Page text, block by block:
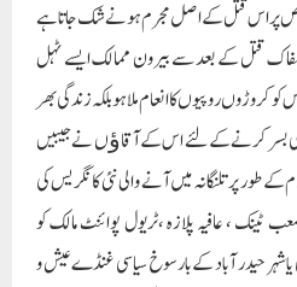
پر اس قتل کے اصل مجرم ہونے شک جاتا ہے
قتل کے بعد سے بیرون ممالک ایسے ٹہل
کروڑوں روپیوں کا انعام ملا ہو بلکہ زندگی بھر
بسر کرنے کے لئے اس کے آقاﺅں نے جیبیں
طور پر تلنگانہ میں آنے والی نئی کانگریس کی
ٹینک ، عافیہ پلازہ ،ٹریول پوائنٹ مالک کو
شہر حیدر آباد کے بارسوخ سیاسی غنڈے عیش و